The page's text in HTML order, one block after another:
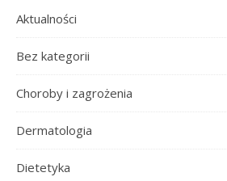
Aktualności
Bez kategorii
Choroby i zagrożenia
Dermatologia
Dietetyka